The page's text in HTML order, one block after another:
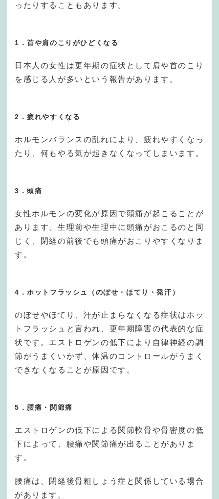
ったりすることもあります。
1．首や肩のこりがひどくなる
日本人の女性は更年期の症状として肩や首のこり
を感じる人が多いという報告があります。
2．疲れやすくなる
ホルモンバランスの乱れにより、疲れやすくなっ
たり、何もやる気が起きなくなってしまいます。
3．頭痛
女性ホルモンの変化が原因で頭痛が起こることが
あります。生理前や生理中に頭痛がおこるのと同
じく、閉経の前後でも頭痛がおこりやすくなりま
す。
4．ホットフラッシュ（のぼせ・ほてり・発汗）
のぼせやほてり、汗が止まらなくなる症状はホッ
トフラッシュと言われ、更年期障害の代表的な症
状です。エストロゲンの低下により自律神経の調
節がうまくいかず、体温のコントロールがうまく
できなくなることが原因です。
5．腰痛・関節痛
エストロゲンの低下による関節軟骨や骨密度の低
下によって、腰痛や関節痛が出ることがありま
す。
腰痛は、閉経後骨粗しょう症と関係している場合
があります。